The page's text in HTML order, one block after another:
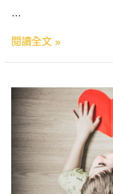
期
…
如
何
導
小
孩
理
閱讀全文 »